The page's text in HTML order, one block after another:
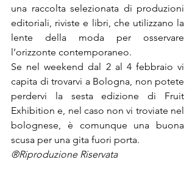
una raccolta selezionata di produzioni
editoriali, riviste e libri, che utilizzano la
lente della moda per osservare
l’orizzonte contemporaneo.
Se nel weekend dal 2 al 4 febbraio vi
capita di trovarvi a Bologna, non potete
perdervi la sesta edizione di Fruit
Exhibition e, nel caso non vi troviate nel
bolognese, è comunque una buona
scusa per una gita fuori porta.
®Riproduzione Riservata